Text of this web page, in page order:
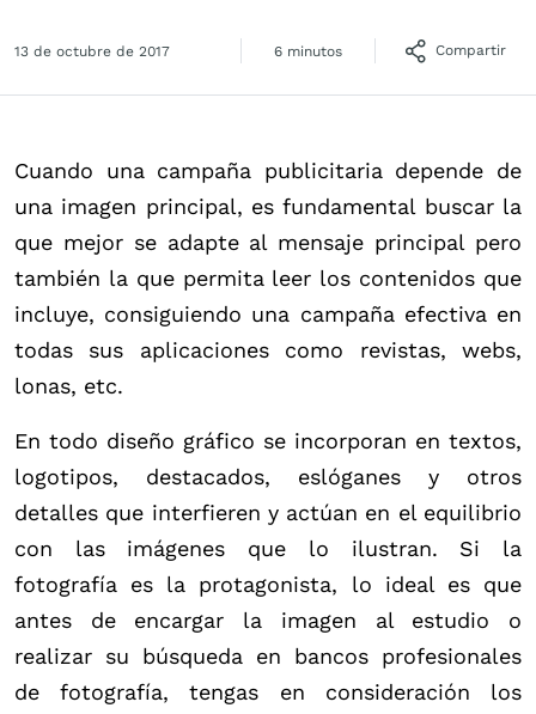
13 de octubre de 2017 6 minutos Compartir
Cuando una campaña publicitaria depende de
una imagen principal, es fundamental buscar la
que mejor se adapte al mensaje principal pero
también la que permita leer los contenidos que
incluye, consiguiendo una campaña efectiva en
todas sus aplicaciones como revistas, webs,
lonas, etc.
En todo diseño gráfico se incorporan en textos,
logotipos, destacados, eslóganes y otros
detalles que interfieren y actúan en el equilibrio
con las imágenes que lo ilustran. Si la
fotografía es la protagonista, lo ideal es que
antes de encargar la imagen al estudio o
realizar su búsqueda en bancos profesionales
de fotografía, tengas en consideración los